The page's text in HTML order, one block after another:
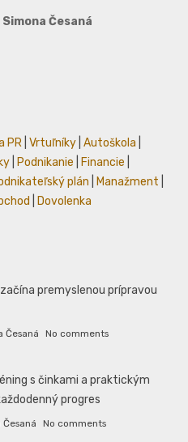
Simona Česaná
PR Vrtuľníky Autoškola
Podnikanie Financie
plán Manažment
Dovolenka
premyslenou prípravou
Česaná No comments
s činkami a praktickým
progres
No comments